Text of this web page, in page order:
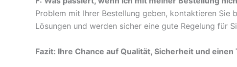
Problem mit Ihrer Bestellung geben, kontaktieren Sie
Lösungen und werden sicher eine gute Regelung für
Fazit: Ihre Chance auf Qualität, Sicherheit und einen